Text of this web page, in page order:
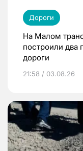
Дороги
На Малом
построили два
дороги
21:58 / 03.08.26